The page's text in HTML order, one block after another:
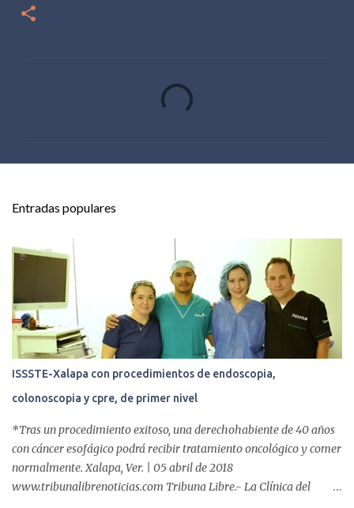
s
Entradas populares
ISSSTE-Xalapa con procedimientos de endoscopia,
colonoscopia y cpre, de primer nivel
*Tras un procedimiento exitoso, una derechohabiente de 40 años
con cáncer esofágico podrá recibir tratamiento oncológico y comer
normalmente. Xalapa, Ver. | 05 abril de 2018
www.tribunalibrenoticias.com Tribuna Libre.- La Clínica del